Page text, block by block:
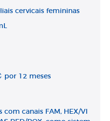
cervicais femininas
12 meses
com canais FAM, HEX/VI